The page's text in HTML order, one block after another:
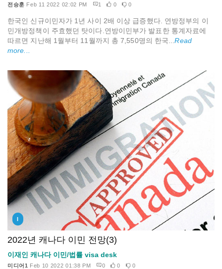
전승훈 Feb 11 2022 02:02 PM 1 0 0
한국인 신규이민자가 1년 사이 2배 이상 급증했다. 연방정부의 이
민개방정책이 주효했던 탓이다.연방이민부가 발표한 통계자료에
따르면 지난해 1월부터 11월까지 총 7,550명의 한국...Read
more...
I
2022년 캐나다 이민 전망(3)
이재인 캐나다 이민/법률 visa desk
미디어1 Feb 10 2022 01:38 PM 0 0 0